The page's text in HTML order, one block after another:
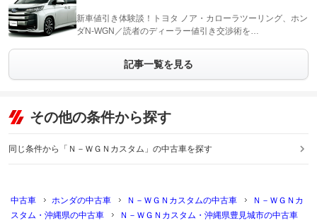
新車値引き体験談！トヨタ ノア・カローラツーリング、ホン
ダN-WGN／読者のディーラー値引き交渉術を…
記事一覧を見る
その他の条件から探す
同じ条件から「Ｎ－ＷＧＮカスタム」の中古車を探す
中古車 ホンダの中古車 Ｎ－ＷＧＮカスタムの中古車
Ｎ－ＷＧＮカ
スタム・沖縄県の中古車
Ｎ－ＷＧＮカスタム・沖縄県豊見城市の中古車